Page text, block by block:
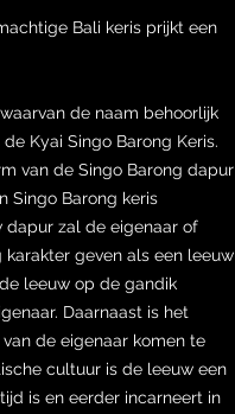
Bali keris prijkt een
de naam behoorlijk
Kyai Singo Barong Keris.
van de Singo Barong dapur
Singo Barong keris
dapur zal de eigenaar of
geven als een leeuw
leeuw op de gandik
Daarnaast is het
de eigenaar komen te
cultuur is de leeuw een
is en eerder incarneert in